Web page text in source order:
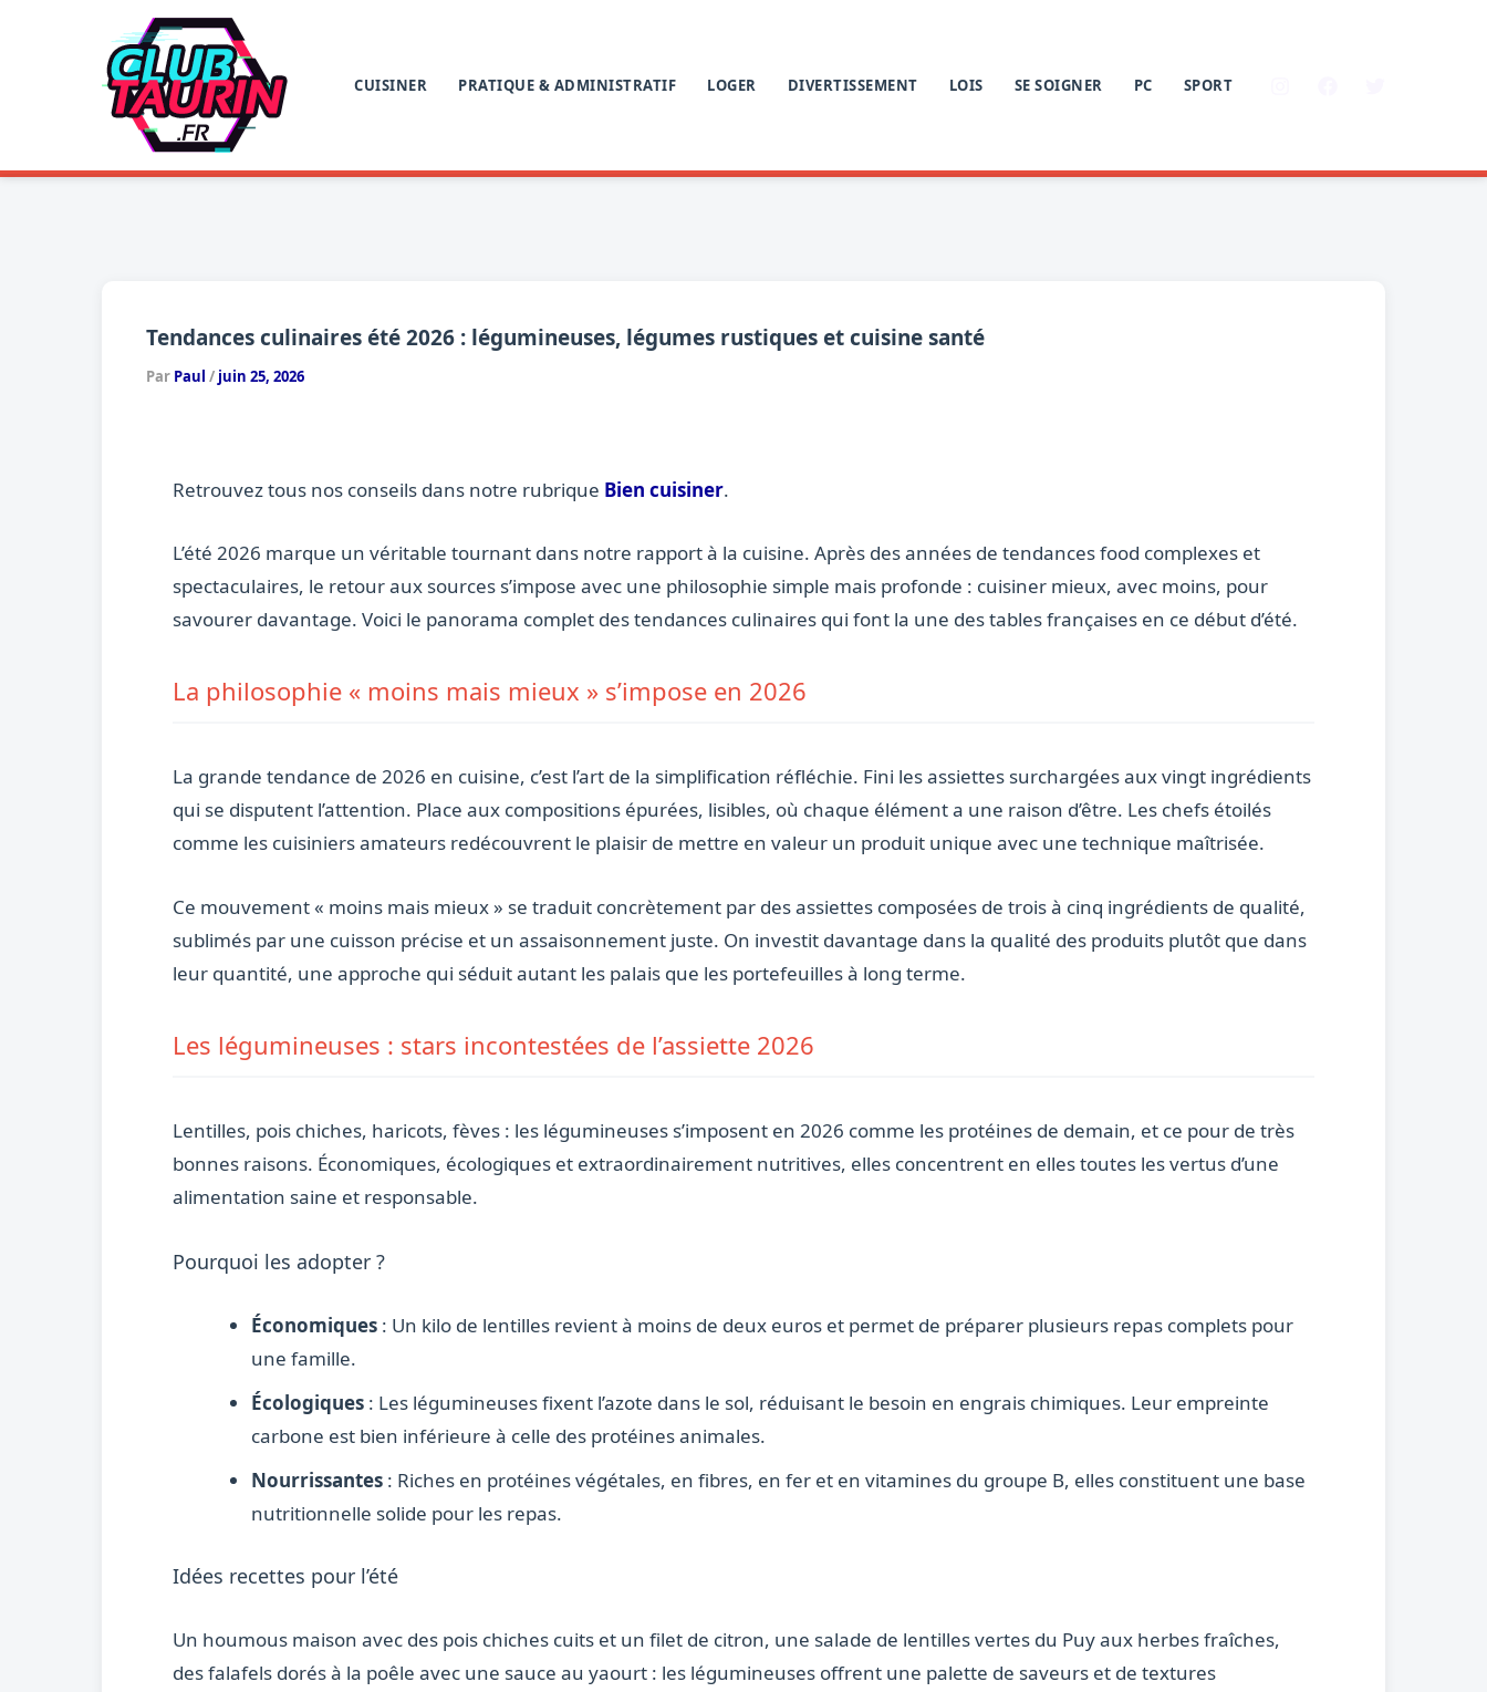
CUISINER PRATIQUE & ADMINISTRATIF LOGER DIVERTISSEMENT LOIS SE SOIGNER PC SPORT
Tendances culinaires été 2026 : légumineuses, légumes rustiques et cuisine santé
Par Paul / juin 25, 2026
Retrouvez tous nos conseils dans notre rubrique Bien cuisiner.
L’été 2026 marque un véritable tournant dans notre rapport à la cuisine. Après des années de tendances food complexes et
spectaculaires, le retour aux sources s’impose avec une philosophie simple mais profonde : cuisiner mieux, avec moins, pour
savourer davantage. Voici le panorama complet des tendances culinaires qui font la une des tables françaises en ce début d’été.
La philosophie « moins mais mieux » s’impose en 2026
La grande tendance de 2026 en cuisine, c’est l’art de la simplification réfléchie. Fini les assiettes surchargées aux vingt ingrédients
qui se disputent l’attention. Place aux compositions épurées, lisibles, où chaque élément a une raison d’être. Les chefs étoilés
comme les cuisiniers amateurs redécouvrent le plaisir de mettre en valeur un produit unique avec une technique maîtrisée.
Ce mouvement « moins mais mieux » se traduit concrètement par des assiettes composées de trois à cinq ingrédients de qualité,
sublimés par une cuisson précise et un assaisonnement juste. On investit davantage dans la qualité des produits plutôt que dans
leur quantité, une approche qui séduit autant les palais que les portefeuilles à long terme.
Les légumineuses : stars incontestées de l’assiette 2026
Lentilles, pois chiches, haricots, fèves : les légumineuses s’imposent en 2026 comme les protéines de demain, et ce pour de très
bonnes raisons. Économiques, écologiques et extraordinairement nutritives, elles concentrent en elles toutes les vertus d’une
alimentation saine et responsable.
Pourquoi les adopter ?
Économiques : Un kilo de lentilles revient à moins de deux euros et permet de préparer plusieurs repas complets pour
une famille.
Écologiques : Les légumineuses fixent l’azote dans le sol, réduisant le besoin en engrais chimiques. Leur empreinte
carbone est bien inférieure à celle des protéines animales.
Nourrissantes : Riches en protéines végétales, en fibres, en fer et en vitamines du groupe B, elles constituent une base
nutritionnelle solide pour les repas.
Idées recettes pour l’été
Un houmous maison avec des pois chiches cuits et un filet de citron, une salade de lentilles vertes du Puy aux herbes fraîches,
des falafels dorés à la poêle avec une sauce au yaourt : les légumineuses offrent une palette de saveurs et de textures